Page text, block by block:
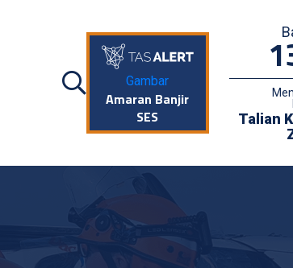
Gambar
Amaran Banjir
SES
Talian